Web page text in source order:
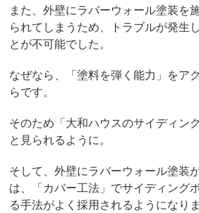
また、外壁にラバーウォール塗装を
られてしまうため、トラブルが発生
とが不可能でした。
なぜなら、「塗料を弾く能力」をア
らです。
そのため「大和ハウスのサイディン
と見られるように。
そして、外壁にラバーウォール塗装
は、「カバー工法」でサイディング
る手法がよく採用されるようになりま